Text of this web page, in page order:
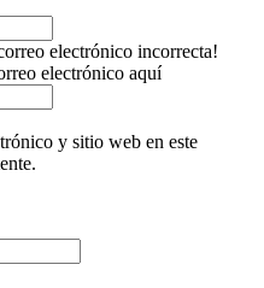
electrónico incorrecta!
electrónico aquí
y sitio web en este